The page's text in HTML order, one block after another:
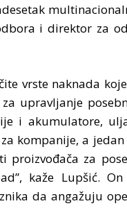
i direktor za
vrste naknada
upravljanje
i akumulatore,
kompanije, a
proizvođača za
kaže Lupšić.
da angažuju